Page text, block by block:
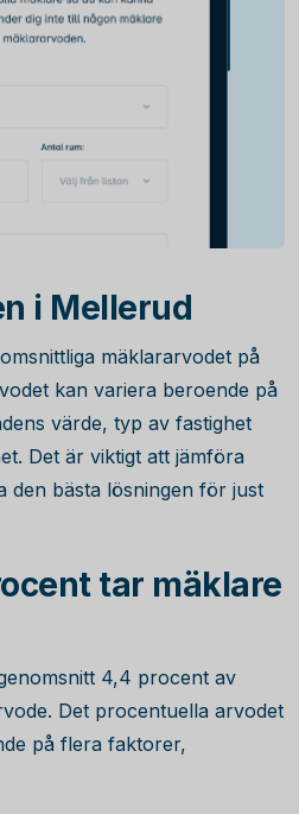
i Mellerud
mäklararvodet på
kan variera beroende på
värde, typ av fastighet
Det är viktigt att jämföra
den bästa lösningen för just
tar mäklare
4,4 procent av
Det procentuella arvodet
på flera faktorer,